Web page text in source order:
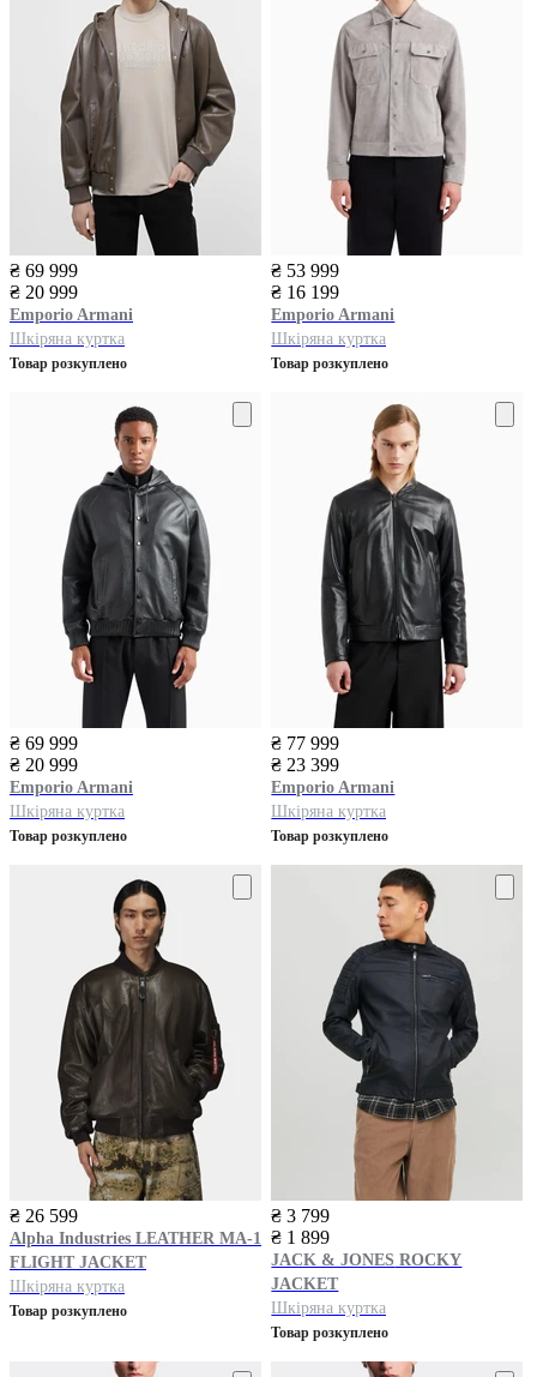
₴ 69 999
₴ 20 999
Emporio Armani
Шкіряна куртка
Товар розкуплено
₴ 53 999
₴ 16 199
Emporio Armani
Шкіряна куртка
Товар розкуплено
₴ 69 999
₴ 20 999
Emporio Armani
Шкіряна куртка
Товар розкуплено
₴ 77 999
₴ 23 399
Emporio Armani
Шкіряна куртка
Товар розкуплено
₴ 26 599
Alpha Industries LEATHER MA-1
FLIGHT JACKET
Шкіряна куртка
Товар розкуплено
₴ 3 799
₴ 1 899
JACK & JONES ROCKY
JACKET
Шкіряна куртка
Товар розкуплено